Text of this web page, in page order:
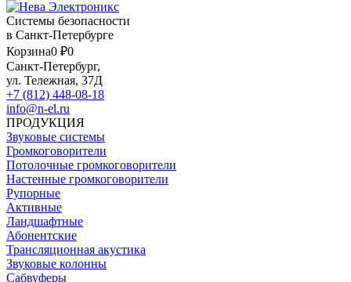
Системы безопасности
в Санкт-Петербурге
Корзина0 ₽0
Санкт-Петербург,
ул. Тележная, 37Д
+7 (812) 448-08-18
info@n-el.ru
ПРОДУКЦИЯ
Звуковые системы
Громкоговорители
Потолочные громкоговорители
Настенные громкоговорители
Рупорные
Активные
Ландшафтные
Абонентские
Трансляционная акустика
Звуковые колонны
Сабвуферы